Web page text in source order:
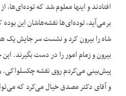
افتادند و اینها معلوم شد که
برمی‌آید، توده‌ای‌ها نقشه‌هاشان این
شاه را بیرون کرد و نشست سر جایش یک
بیرون و زمام امور را در دست بگیرند.
پیش‌بینی می‌کردم روی نقشه چکسلواکی.
و آقای دکتر مصدق خیال می‌کرد که